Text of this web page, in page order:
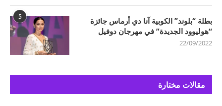
5
بطلة “بلوند” الكوبية آنا دي أرماس جائزة
“هوليوود الجديدة” في مهرجان دوفيل
22/09/2022
مقالات مختارة